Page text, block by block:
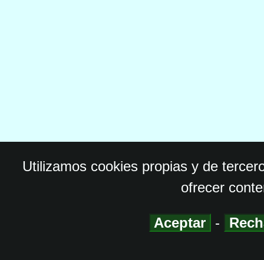
Utilizamos cookies propias y de
ofrecer
Aceptar -